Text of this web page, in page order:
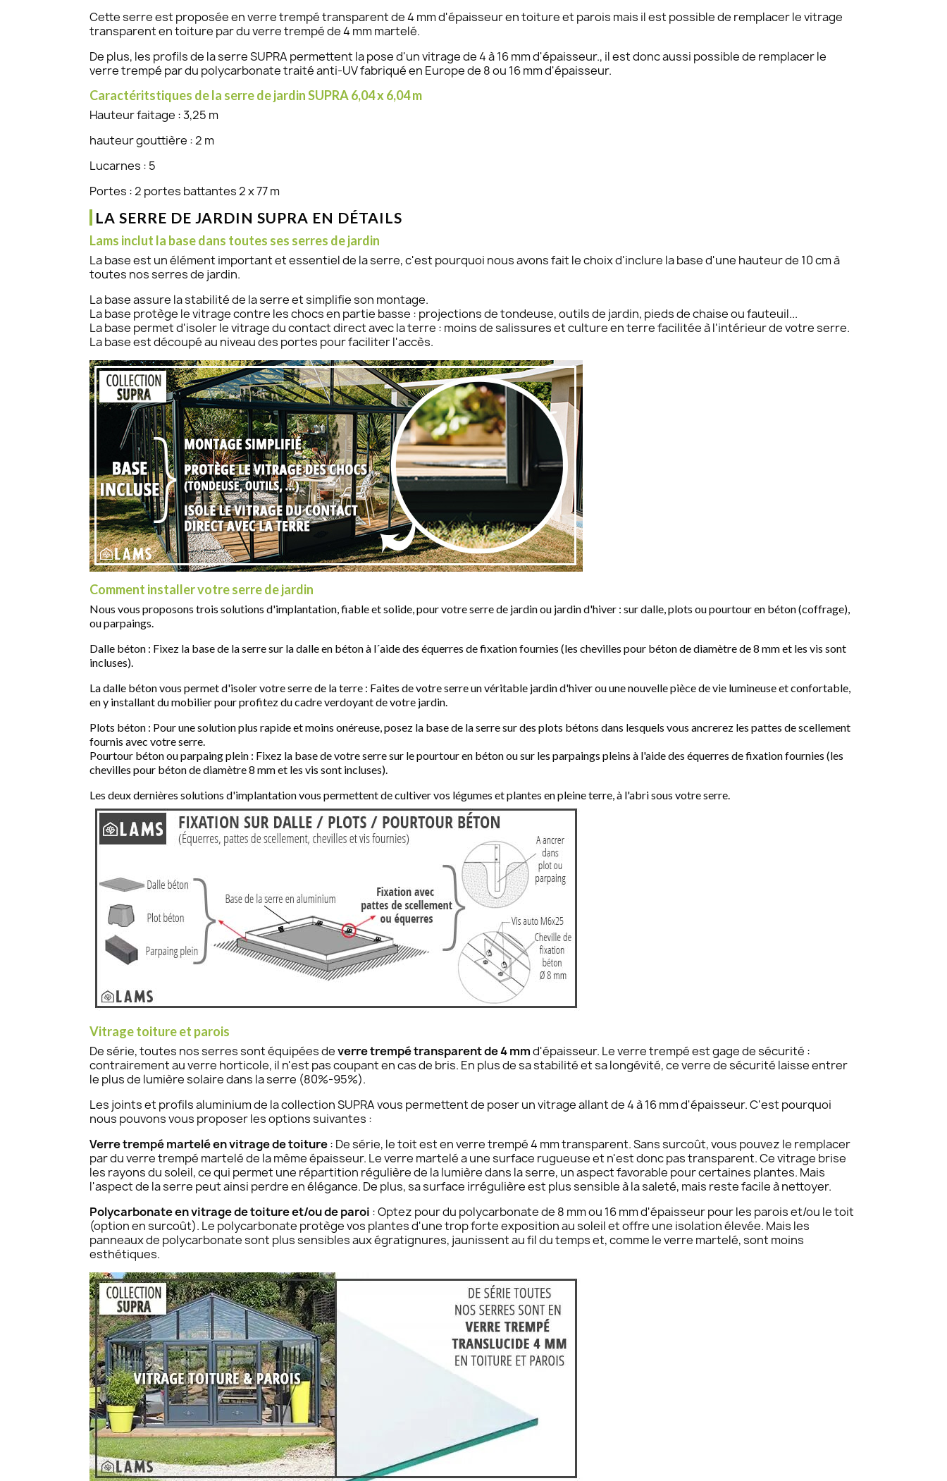
Cette serre est proposée en verre trempé transparent de 4 mm d'épaisseur en toiture et parois mais il est possible de remplacer le vitrage
transparent en toiture par du verre trempé de 4 mm martelé.
De plus, les profils de la serre SUPRA permettent la pose d'un vitrage de 4 à 16 mm d'épaisseur., il est donc aussi possible de remplacer le
verre trempé par du polycarbonate traité anti-UV fabriqué en Europe de 8 ou 16 mm d'épaisseur.
Caractéritstiques de la serre de jardin SUPRA 6,04 x 6,04 m
Hauteur faitage : 3,25 m
hauteur gouttière : 2 m
Lucarnes : 5
Portes : 2 portes battantes 2 x 77 m
LA SERRE DE JARDIN SUPRA EN DÉTAILS
Lams inclut la base dans toutes ses serres de jardin
La base est un élément important et essentiel de la serre, c'est pourquoi nous avons fait le choix d'inclure la base d'une hauteur de 10 cm à
toutes nos serres de jardin.
La base assure la stabilité de la serre et simplifie son montage.
La base protège le vitrage contre les chocs en partie basse : projections de tondeuse, outils de jardin, pieds de chaise ou fauteuil...
La base permet d'isoler le vitrage du contact direct avec la terre : moins de salissures et culture en terre facilitée à l'intérieur de votre serre.
La base est découpé au niveau des portes pour faciliter l'accès.
Comment installer votre serre de jardin
Nous vous proposons trois solutions d'implantation, fiable et solide, pour votre serre de jardin ou jardin d'hiver : sur dalle, plots ou pourtour en béton (coffrage),
ou parpaings.
Dalle béton : Fixez la base de la serre sur la dalle en béton à l´aide des équerres de fixation fournies (les chevilles pour béton de diamètre de 8 mm et les vis sont
incluses).
La dalle béton vous permet d'isoler votre serre de la terre : Faites de votre serre un véritable jardin d'hiver ou une nouvelle pièce de vie lumineuse et confortable,
en y installant du mobilier pour profitez du cadre verdoyant de votre jardin.
Plots béton : Pour une solution plus rapide et moins onéreuse, posez la base de la serre sur des plots bétons dans lesquels vous ancrerez les pattes de scellement
fournis avec votre serre.
Pourtour béton ou parpaing plein : Fixez la base de votre serre sur le pourtour en béton ou sur les parpaings pleins à l'aide des équerres de fixation fournies (les
chevilles pour béton de diamètre 8 mm et les vis sont incluses).
Les deux dernières solutions d'implantation vous permettent de cultiver vos légumes et plantes en pleine terre, à l'abri sous votre serre.
Vitrage toiture et parois
De série, toutes nos serres sont équipées deverre trempé transparent de 4 mmd'épaisseur. Le verre trempé est gage de sécurité :
contrairement au verre horticole, il n'est pas coupant en cas de bris. En plus de sa stabilité et sa longévité, ce verre de sécurité laisse entrer
le plus de lumière solaire dans la serre (80%-95%).
Les joints et profils aluminium de la collection SUPRA vous permettent de poser un vitrage allant de 4 à 16 mm d'épaisseur. C'est pourquoi
nous pouvons vous proposer les options suivantes :
Verre trempé martelé en vitrage de toiture: De série, le toit est en verre trempé 4 mm transparent. Sans surcoût, vous pouvez le remplacer
par du verre trempé martelé de la même épaisseur. Le verre martelé a une surface rugueuse et n'est donc pas transparent. Ce vitrage brise
les rayons du soleil, ce qui permet une répartition régulière de la lumière dans la serre, un aspect favorable pour certaines plantes. Mais
l'aspect de la serre peut ainsi perdre en élégance. De plus, sa surface irrégulière est plus sensible à la saleté, mais reste facile à nettoyer.
Polycarbonate en vitrage de toiture et/ou de paroi : Optez pour du polycarbonate de 8 mm ou 16 mm d'épaisseur pour les parois et/ou le toit
(option en surcoût). Le polycarbonate protège vos plantes d'une trop forte exposition au soleil et offre une isolation élevée. Mais les
panneaux de polycarbonate sont plus sensibles aux égratignures, jaunissent au fil du temps et, comme le verre martelé, sont moins
esthétiques.